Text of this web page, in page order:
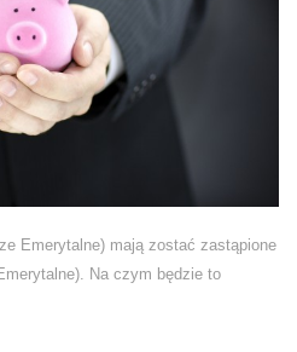
Emerytalne) mają zostać zastąpione
Na czym będzie to